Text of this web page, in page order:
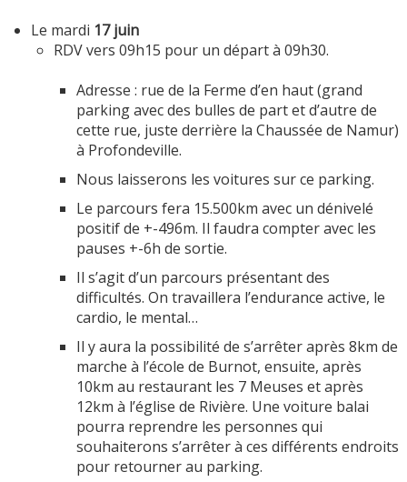
Le mardi 17 juin
RDV vers 09h15 pour un départ à 09h30.
Adresse : rue de la Ferme d’en haut (grand
parking avec des bulles de part et d’autre de
cette rue, juste derrière la Chaussée de Namur)
à Profondeville.
Nous laisserons les voitures sur ce parking.
Le parcours fera 15.500km avec un dénivelé
positif de +-496m. Il faudra compter avec les
pauses +-6h de sortie.
Il s’agit d’un parcours présentant des
difficultés. On travaillera l’endurance active, le
cardio, le mental…
Il y aura la possibilité de s’arrêter après 8km de
marche à l’école de Burnot, ensuite, après
10km au restaurant les 7 Meuses et après
12km à l’église de Rivière. Une voiture balai
pourra reprendre les personnes qui
souhaiterons s’arrêter à ces différents endroits
pour retourner au parking.